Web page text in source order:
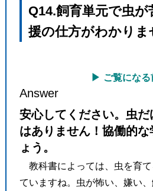
Q14.飼育単元で虫
援の仕方がわかりま
ご覧になる
●
Answer
安心してください。虫
はありません！協働的
ょう。
教科書によっては、虫を育
ていますね。虫が怖い、嫌い